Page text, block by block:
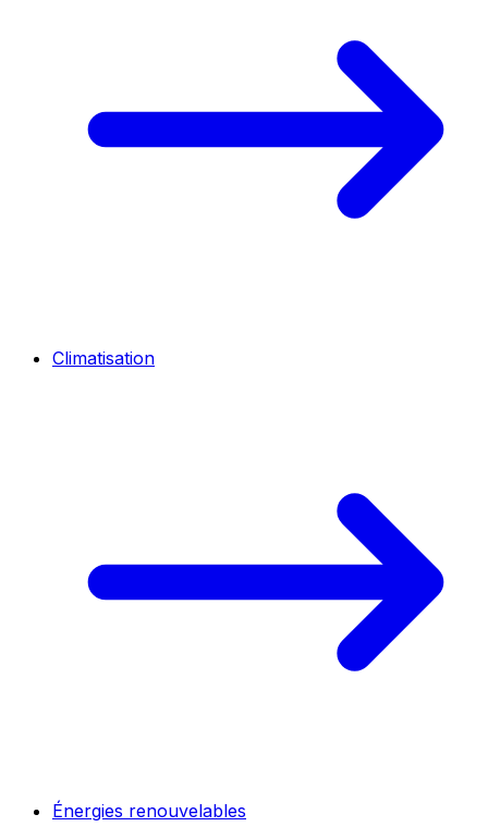
Climatisation
Énergies renouvelables